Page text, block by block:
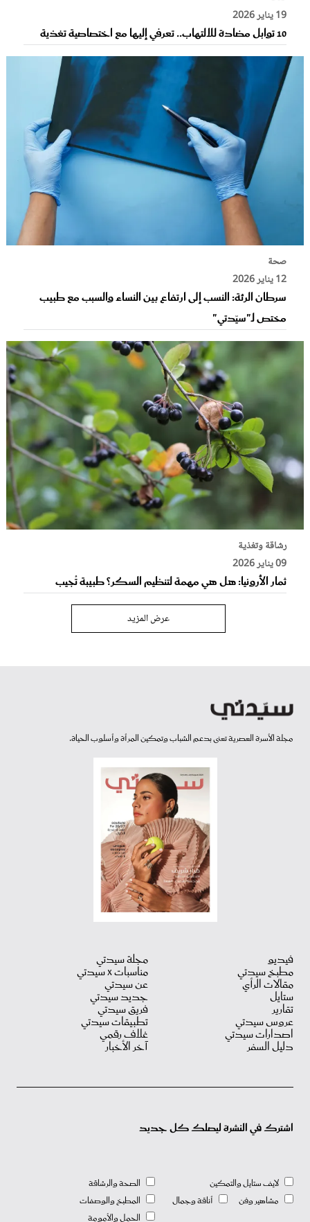
19 يناير 2026
10 توابل مضادة للالتهاب.. تعرفي إليها مع اختصاصية تغذية
صحة
12 يناير 2026
سرطان الرئة: النسب إلى ارتفاع بين النساء والسبب مع طبيب
مختص لـ"سيّدتي"
رشاقة وتغذية
09 يناير 2026
ثمار الأرونيا: هل هي مهمة لتنظيم السكر؟ طبيبة تُجيب
عرض المزيد
مجلة الأسرة العصرية تعنى بدعم الشباب وتمكين المرأة وأسلوب الحياة.
فيديو
مطبخ سيدتي
مقالات الرأي
ستايل
تقارير
عروس سيدتي
اصدارات سيدتي
دليل السفر
مجلة سيدتي
مناسبات X سيدتي
عن سيدتي
جديد سيدتي
فريق سيدتي
تطبيقات سيدتي
غلاف رقمي
آخر الأخبار
اشترك في النشرة ليصلك كل جديد
لايف ستايل والتمكين
مشاهير وفن
أناقة وجمال
الصحة والرشاقة
المطبخ والوصفات
الحمل والأمومة